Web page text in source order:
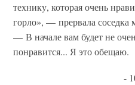
технику, которая очень
горло», — прервала
— В начале вам будет не
понравится... Я это обещаю.
-